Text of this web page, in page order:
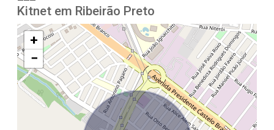
Kitnet em Ribeirão Preto
+
−